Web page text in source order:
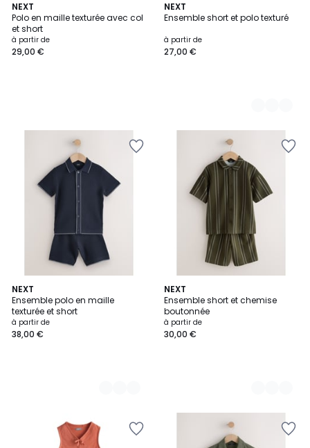
NEXT
Polo en maille texturée avec col
et short
à partir de
29,00 €
NEXT
Ensemble short et polo texturé
à partir de
27,00 €
3
Couleurs
NEXT
Ensemble polo en maille
texturée et short
à partir de
38,00 €
2
Couleurs
NEXT
Ensemble short et chemise
boutonnée
à partir de
30,00 €
7
Couleurs